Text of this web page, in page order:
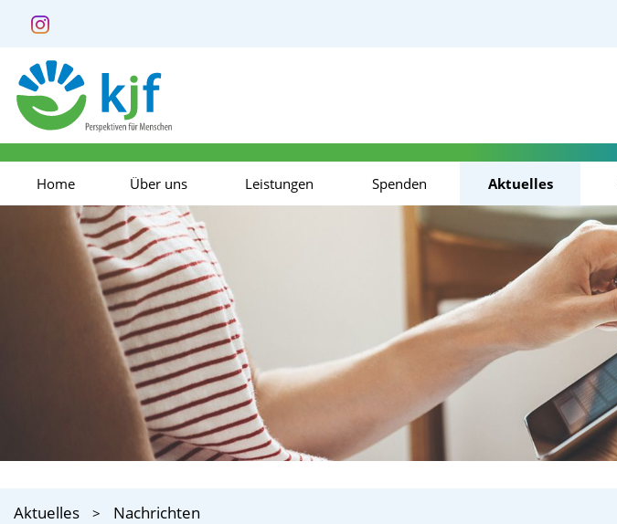
Home Über uns Leistungen Spenden Aktuelles
Aktuelles Nachrichten